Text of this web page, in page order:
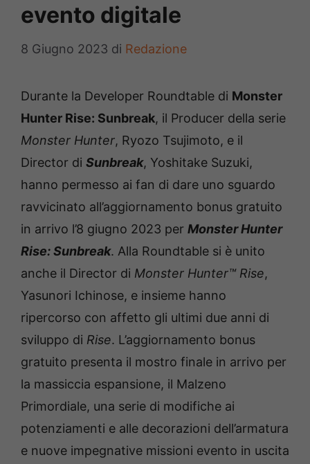
evento digitale
8 Giugno 2023 di Redazione
Durante la Developer Roundtable di Monster
Hunter Rise: Sunbreak, il Producer della serie
Monster Hunter, Ryozo Tsujimoto, e il
Director di Sunbreak, Yoshitake Suzuki,
hanno permesso ai fan di dare uno sguardo
ravvicinato all’aggiornamento bonus gratuito
in arrivo l’8 giugno 2023 per Monster Hunter
Rise: Sunbreak. Alla Roundtable si è unito
anche il Director di Monster Hunter™ Rise,
Yasunori Ichinose, e insieme hanno
ripercorso con affetto gli ultimi due anni di
sviluppo di Rise. L’aggiornamento bonus
gratuito presenta il mostro finale in arrivo per
la massiccia espansione, il Malzeno
Primordiale, una serie di modifiche ai
potenziamenti e alle decorazioni dell’armatura
e nuove impegnative missioni evento in uscita